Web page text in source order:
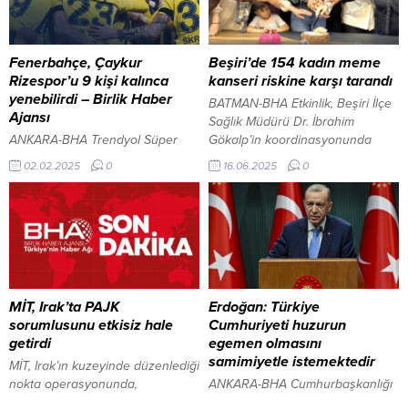
Fenerbahçe, Çaykur
Rizespor’u 9 kişi kalınca
yenebilirdi – Birlik Haber
Ajansı
ANKARA-BHA Trendyol Süper
Lig’in 22. haftasında Fenerbahçe,
evinde Çaykur Rizespor‘u 3-2’lik
skorla mağlup etti ve üst üste
beşinci galibiyetini alarak liderlik
yarışındaki iddiasını sürdürdü.
Maçın ilk dakikalarında büyük bir
şok yaşayan Fenerbahçe, 7.
dakikada Ali Sowe’un golüyle 1-0
geriye düştü. 13. dakikada ise
Sowe, bir gol daha bularak
skoru 2-0...
02.02.2025 0
Beşiri’de 154 kadın meme
kanseri riskine karşı tarandı
BATMAN-BHA Etkinlik, Beşiri İlçe
Sağlık Müdürü Dr. İbrahim
Gökalp’in koordinasyonunda
Beşiri Devlet Hastanesi, İkiköprü
Aile Sağlığı Merkezi ve İlçe Sağlık
Müdürlüğü’nde eş zamanlı
yürütüldü. Etkinlikte
vatandaşlara, kanser ve erken
teşhisin önemi hakkında eğitim
verildi. Etkinliğe katılan kadınlar
arasında yapılan kura çekilişinde
kadınlara Ali Rıza Karabulut Vakfı
tarafından hamur yoğurma
makineleri...
16.06.2025 0
MİT, Irak’ta PAJK
sorumlusunu etkisiz hale
getirdi
MİT, Irak’ın kuzeyinde düzenlediği
nokta operasyonunda,
Erdoğan: Türkiye
Cumhuriyeti huzurun
egemen olmasını
samimiyetle istemektedir
ANKARA-BHA Cumhurbaşkanlığı